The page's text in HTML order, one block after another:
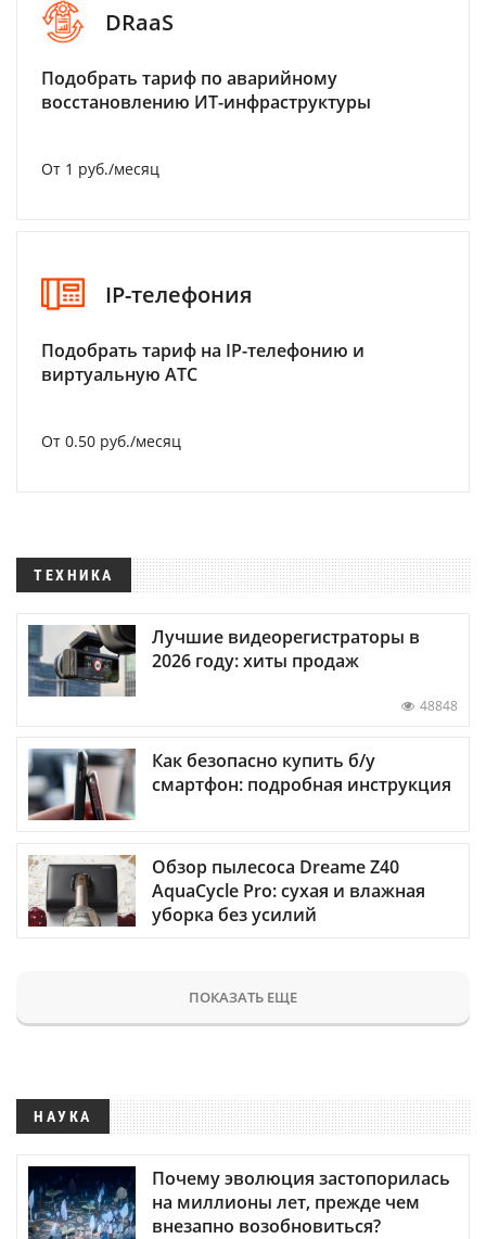
DRaaS
Подобрать тариф по аварийному
восстановлению ИТ-инфраструктуры
От 1 руб./месяц
IP-телефония
Подобрать тариф на IP-телефонию и
виртуальную АТС
От 0.50 руб./месяц
ТЕХНИКА
Лучшие видеорегистраторы в
2026 году: хиты продаж
48848
Как безопасно купить б/у
смартфон: подробная инструкция
Обзор пылесоса Dreame Z40
AquaCycle Pro: сухая и влажная
уборка без усилий
ПОКАЗАТЬ ЕЩЕ
НАУКА
Почему эволюция застопорилась
на миллионы лет, прежде чем
внезапно возобновиться?